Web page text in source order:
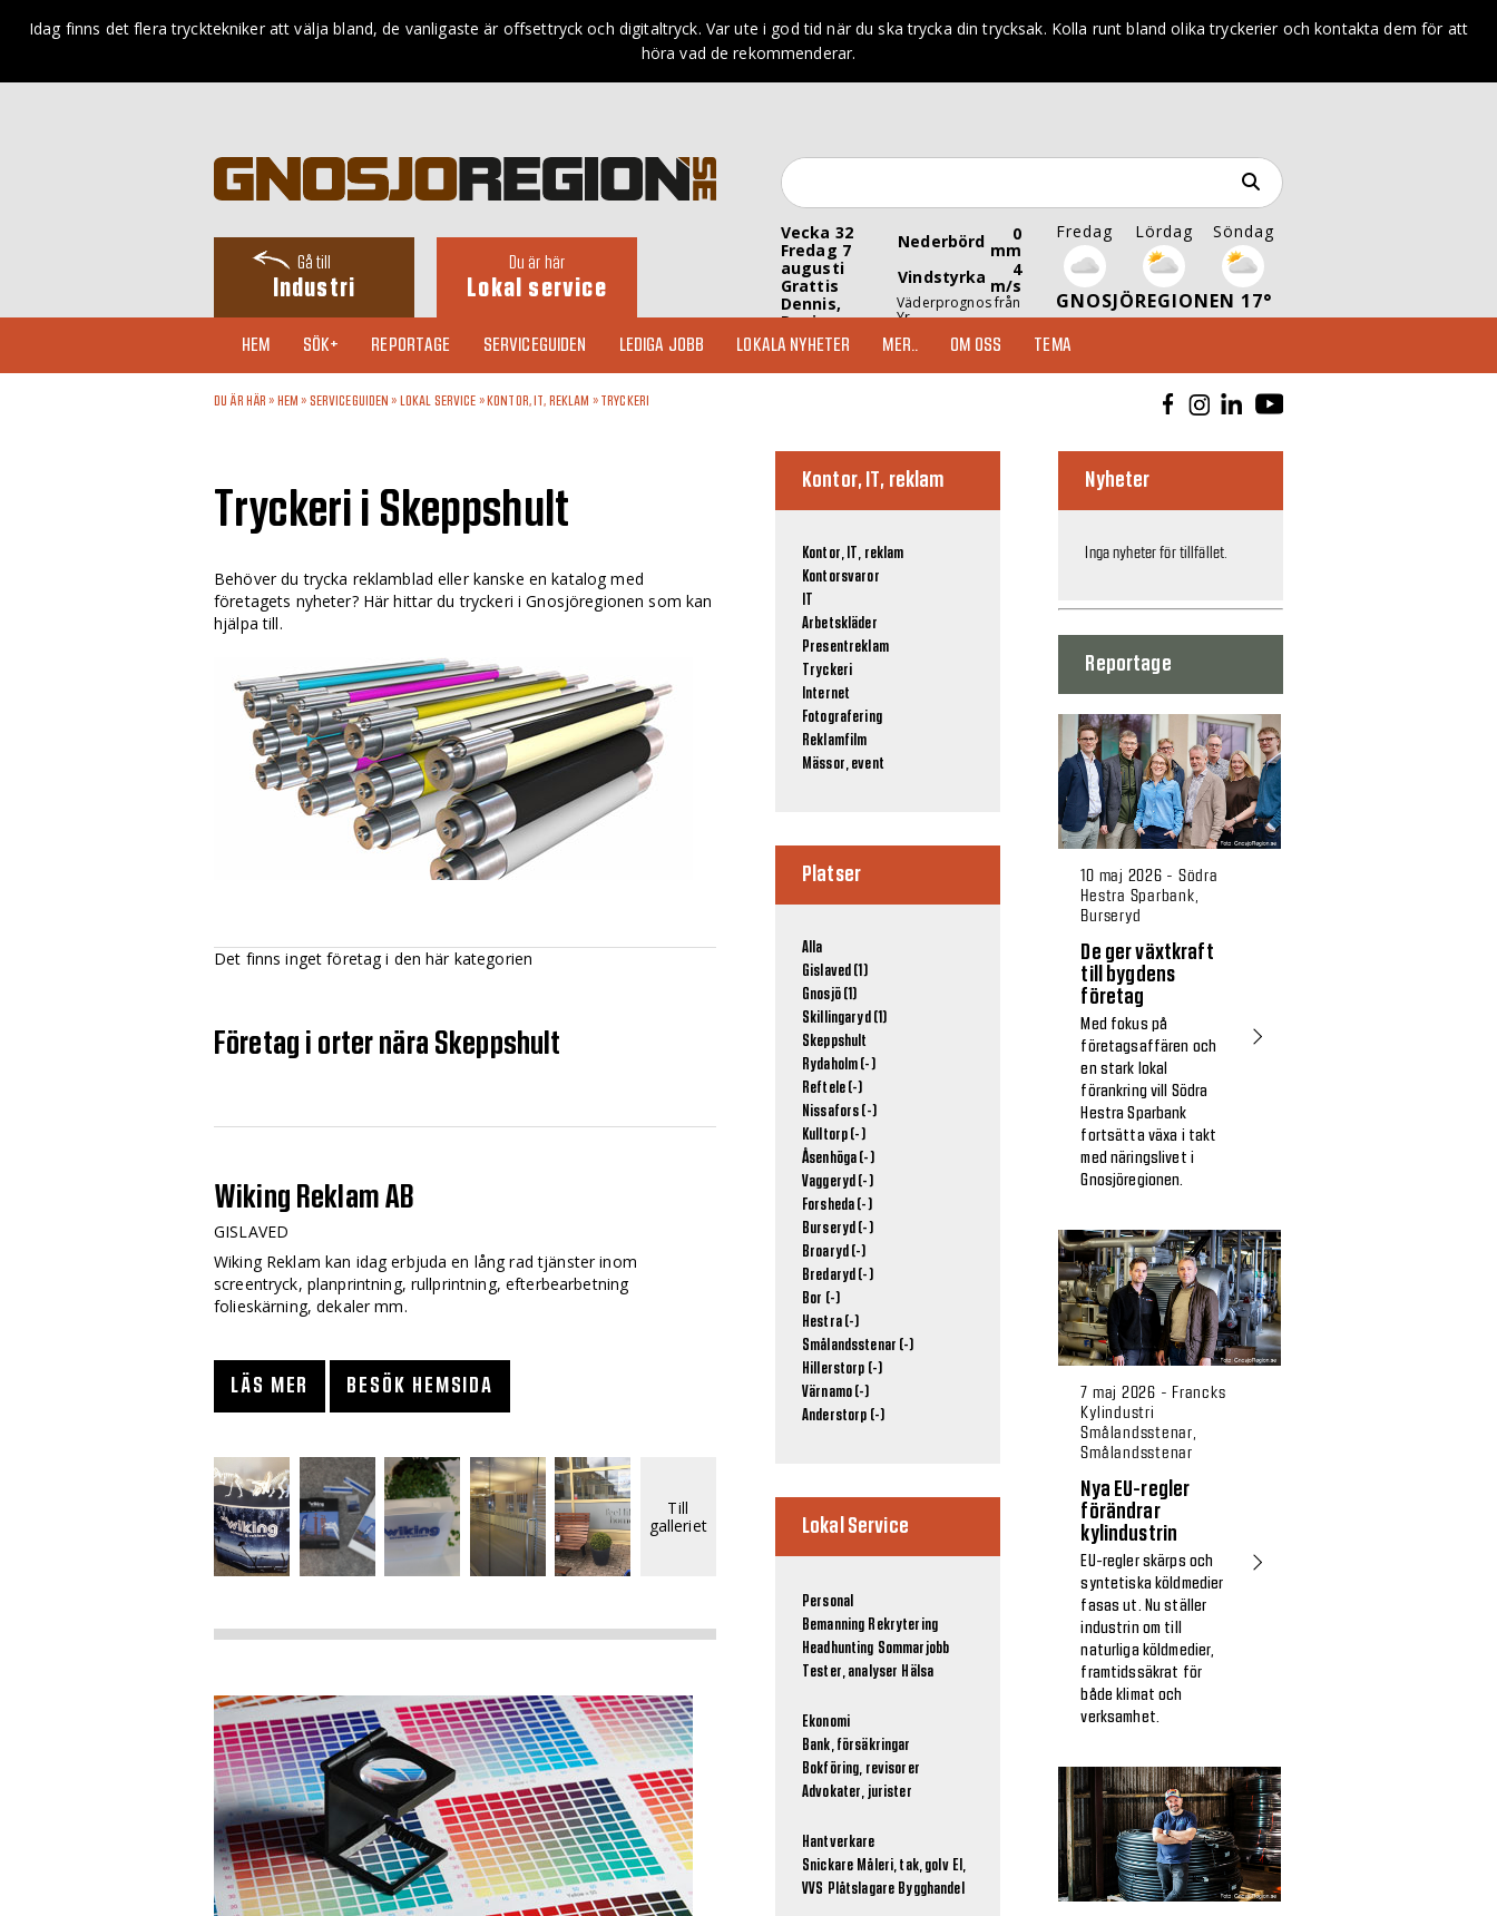
Idag finns det flera trycktekniker att välja bland, de vanligaste är offsettryck och digitaltryck. Var ute i god tid när du ska trycka din trycksak. Kolla runt bland olika tryckerier och kontakta dem för att
höra vad de rekommenderar.
Gå till
Industri
Du är här
Lokal service
Vecka 32
Fredag 7
augusti
Grattis
Dennis,
Denise
Nederbörd 0
mm
Vindstyrka
4
m/s
Väderprognos från
Yr
Fredag Lördag Söndag
GNOSJÖREGIONEN 17°
HEM SÖK+ REPORTAGE SERVICEGUIDEN LEDIGA JOBB LOKALA NYHETER MER.. OM OSS TEMA
DU ÄR HÄR » HEM » SERVICEGUIDEN » LOKAL SERVICE » KONTOR, IT, REKLAM » TRYCKERI
Tryckeri i Skeppshult
Behöver du trycka reklamblad eller kanske en katalog med
företagets nyheter? Här hittar du tryckeri i Gnosjöregionen som kan
hjälpa till.
Det finns inget företag i den här kategorien
Företag i orter nära Skeppshult
Wiking Reklam AB
GISLAVED
Wiking Reklam kan idag erbjuda en lång rad tjänster inom
screentryck, planprintning, rullprintning, efterbearbetning
folieskärning, dekaler mm.
LÄS MER BESÖK HEMSIDA
Till
galleriet
Kontor, IT, reklam
Kontor, IT, reklam
Kontorsvaror
Arbetskläder
Presentreklam
Tryckeri
Internet
Fotografering
Reklamfilm
Mässor, event
Platser
Alla
Gislaved (1)
Gnosjö (1)
Skillingaryd (1)
Skeppshult
Rydaholm (-)
Reftele (-)
Nissafors (-)
Kulltorp (-)
Åsenhöga (-)
Vaggeryd (-)
Forsheda (-)
Burseryd (-)
Broaryd (-)
Bredaryd (-)
Bor (-)
Hestra (-)
Smålandsstenar (-)
Hillerstorp (-)
Värnamo (-)
Anderstorp (-)
Lokal Service
Personal
Bemanning Rekrytering
Headhunting Sommarjobb
Tester, analyser Hälsa
Ekonomi
Bank, försäkringar
Bokföring, revisorer
Advokater, jurister
Hantverkare
Snickare Måleri, tak, golv El,
VVS Plåtslagare Bygghandel
Nyheter
Inga nyheter för tillfället.
Reportage
10 maj 2026 - Södra
Hestra Sparbank,
Burseryd
De ger växtkraft
till bygdens
företag
Med fokus på
företagsaffären och
en stark lokal
förankring vill Södra
Hestra Sparbank
fortsätta växa i takt
med näringslivet i
Gnosjöregionen.
7 maj 2026 - Francks
Kylindustri
Smålandsstenar,
Smålandsstenar
Nya EU-regler
förändrar
kylindustrin
EU-regler skärps och
syntetiska köldmedier
fasas ut. Nu ställer
industrin om till
naturliga köldmedier,
framtidssäkrat för
både klimat och
verksamhet.